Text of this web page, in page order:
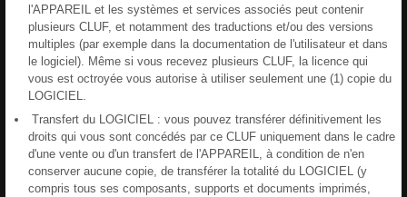
l'APPAREIL et les systèmes et services associés peut contenir
plusieurs CLUF, et notamment des traductions et/ou des versions
multiples (par exemple dans la documentation de l'utilisateur et dans
le logiciel). Même si vous recevez plusieurs CLUF, la licence qui
vous est octroyée vous autorise à utiliser seulement une (1) copie du
LOGICIEL.
Transfert du LOGICIEL : vous pouvez transférer définitivement les
droits qui vous sont concédés par ce CLUF uniquement dans le cadre
d'une vente ou d'un transfert de l'APPAREIL, à condition de n'en
conserver aucune copie, de transférer la totalité du LOGICIEL (y
compris tous ses composants, supports et documents imprimés,